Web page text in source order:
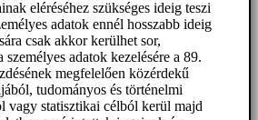
eléréséhez szükséges ideig teszi
adatok ennél hosszabb ideig
csak akkor kerülhet sor,
személyes adatok kezelésére a 89.
megfelelően közérdekű
tudományos és történelmi
vagy statisztikai célból kerül majd